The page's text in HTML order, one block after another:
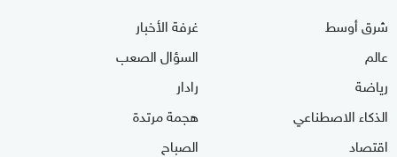
شرق أوسط
عالم
رياضة
الذكاء الاصطناعي
اقتصاد
غرفة الأخبار
السؤال الصعب
رادار
هجمة مرتدة
الصباح